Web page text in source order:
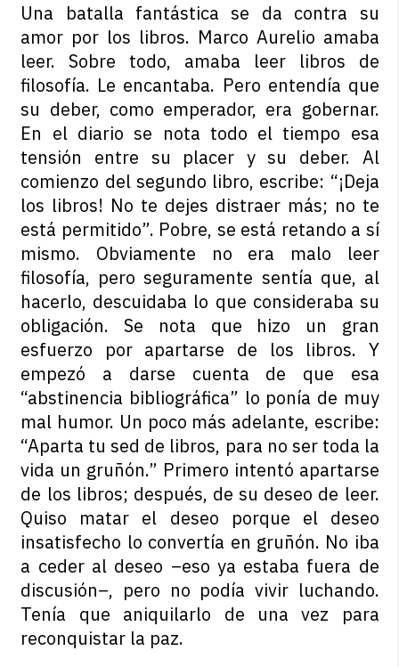
Una batalla fantástica se da contra su
amor por los libros. Marco Aurelio amaba
leer. Sobre todo, amaba leer libros de
filosofía. Le encantaba. Pero entendía que
su deber, como emperador, era gobernar.
En el diario se nota todo el tiempo esa
tensión entre su placer y su deber. Al
comienzo del segundo libro, escribe: “¡Deja
los libros! No te dejes distraer más; no te
está permitido”. Pobre, se está retando a sí
mismo. Obviamente no era malo leer
filosofía, pero seguramente sentía que, al
hacerlo, descuidaba lo que consideraba su
obligación. Se nota que hizo un gran
esfuerzo por apartarse de los libros. Y
empezó a darse cuenta de que esa
“abstinencia bibliográfica” lo ponía de muy
mal humor. Un poco más adelante, escribe:
“Aparta tu sed de libros, para no ser toda la
vida un gruñón.” Primero intentó apartarse
de los libros; después, de su deseo de leer.
Quiso matar el deseo porque el deseo
insatisfecho lo convertía en gruñón. No iba
a ceder al deseo –eso ya estaba fuera de
discusión–, pero no podía vivir luchando.
Tenía que aniquilarlo de una vez para
reconquistar la paz.